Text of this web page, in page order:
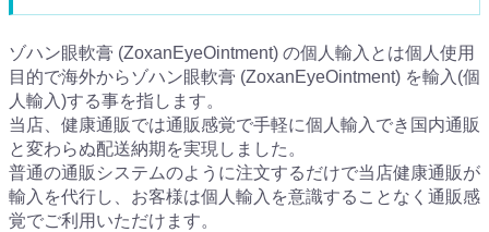
ゾハン眼軟膏 (ZoxanEyeOintment) の個人輸入とは個人使用
目的で海外からゾハン眼軟膏 (ZoxanEyeOintment) を輸入(個
人輸入)する事を指します。
当店、健康通販では通販感覚で手軽に個人輸入でき国内通販
と変わらぬ配送納期を実現しました。
普通の通販システムのように注文するだけで当店健康通販が
輸入を代行し、お客様は個人輸入を意識することなく通販感
覚でご利用いただけます。